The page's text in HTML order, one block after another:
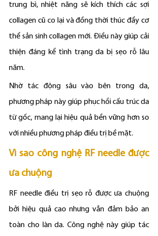
trung bì, nhiệt năng sẽ kích thích các sợi
collagen cũ co lại và đồng thời thúc đẩy cơ
thể sản sinh collagen mới. Điều này giúp cải
thiện đáng kể tình trạng da bị sẹo rỗ lâu
năm.
Nhờ tác động sâu vào bên trong da,
phương pháp này giúp phục hồi cấu trúc da
từ gốc, mang lại hiệu quả bền vững hơn so
với nhiều phương pháp điều trị bề mặt.
Vì sao công nghệ RF needle được
ưa chuộng
RF needle điều trị sẹo rỗ được ưa chuộng
bởi hiệu quả cao nhưng vẫn đảm bảo an
toàn cho làn da. Công nghệ này giúp tác